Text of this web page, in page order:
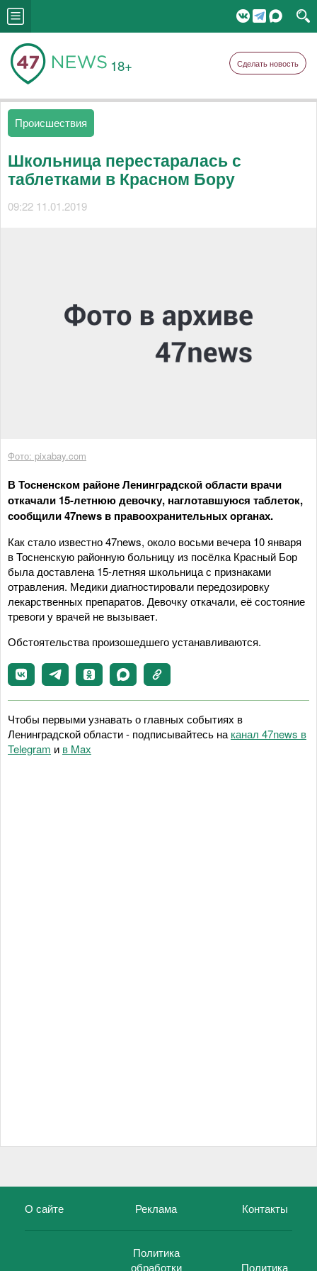
18+ Сделать новость
Происшествия
Школьница перестаралась с
таблетками в Красном Бору
09:22 11.01.2019
Фото: pixabay.com
В Тосненском районе Ленинградской области врачи
откачали 15-летнюю девочку, наглотавшуюся таблеток,
сообщили 47news в правоохранительных органах.
Как стало известно 47news, около восьми вечера 10 января
в Тосненскую районную больницу из посёлка Красный Бор
была доставлена 15-летняя школьница с признаками
отравления. Медики диагностировали передозировку
лекарственных препаратов. Девочку откачали, её состояние
тревоги у врачей не вызывает.
Обстоятельства произошедшего устанавливаются.
Чтобы первыми узнавать о главных событиях в
Ленинградской области - подписывайтесь на канал 47news в
Telegram и в Maх
О сайте Реклама Контакты
Политика
обработки
Политика